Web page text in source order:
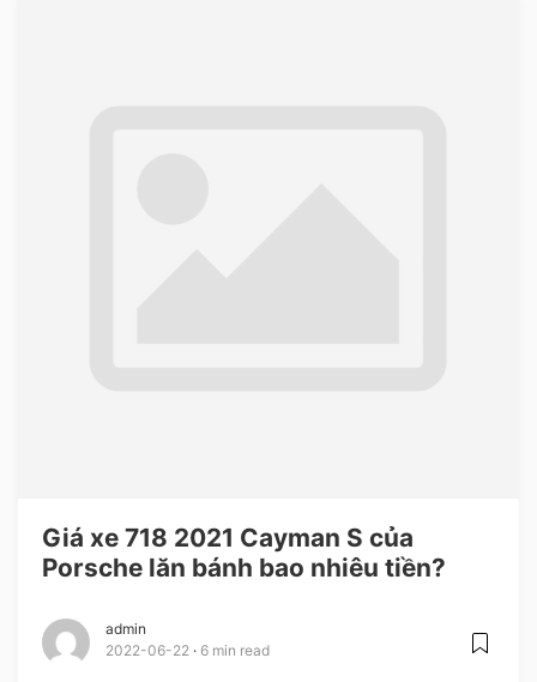
Giá xe 718 2021 Cayman S của
Porsche lăn bánh bao nhiêu tiền?
admin
2022-06-22
6 min read